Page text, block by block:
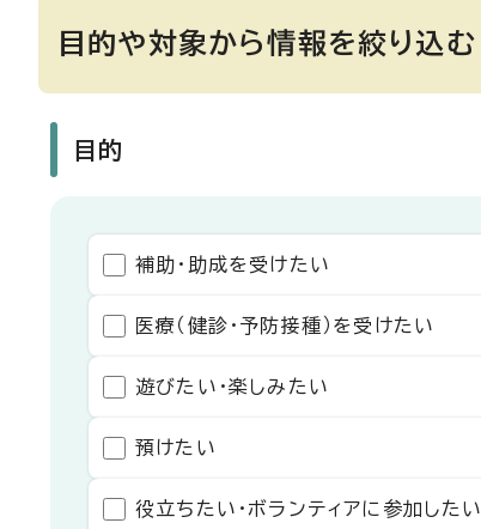
目的や対象から情報を絞り込む
目的
補助・助成を受けたい
医療（健診・予防接種）を受けたい
遊びたい・楽しみたい
預けたい
役立ちたい・ボランティアに参加したい